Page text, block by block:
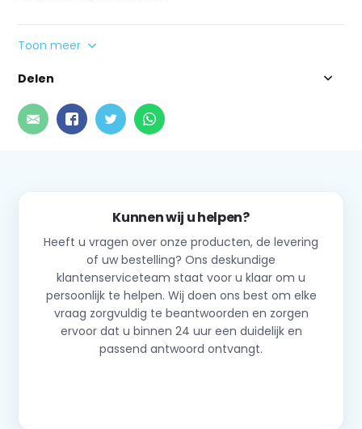
Toon meer
Delen
Kunnen wij u helpen?
Heeft u vragen over onze producten, de levering
of uw bestelling? Ons deskundige
klantenserviceteam staat voor u klaar om u
persoonlijk te helpen. Wij doen ons best om elke
vraag zorgvuldig te beantwoorden en zorgen
ervoor dat u binnen 24 uur een duidelijk en
passend antwoord ontvangt.